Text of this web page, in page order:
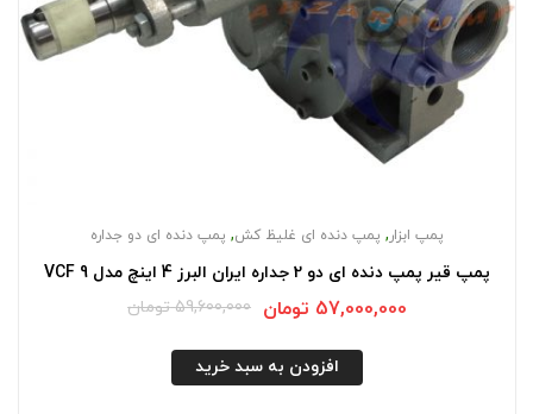
پمپ ابزار , پمپ دنده ای غلیظ کش, پمپ دنده ای دو جداره
پمپ قیر پمپ دنده ای دو 2 جداره ایران البرز 4 اینچ مدل VCF 9
59,600,000 تومان 57,000,000 تومان
افزودن به سبد خرید